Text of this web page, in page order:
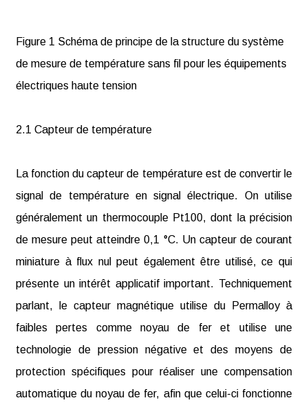
Figure 1 Schéma de principe de la structure du système
de mesure de température sans fil pour les équipements
électriques haute tension
2.1 Capteur de température
La fonction du capteur de température est de convertir le
signal de température en signal électrique. On utilise
généralement un thermocouple Pt100, dont la précision
de mesure peut atteindre 0,1 °C. Un capteur de courant
miniature à flux nul peut également être utilisé, ce qui
présente un intérêt applicatif important. Techniquement
parlant, le capteur magnétique utilise du Permalloy à
faibles pertes comme noyau de fer et utilise une
technologie de pression négative et des moyens de
protection spécifiques pour réaliser une compensation
automatique du noyau de fer, afin que celui-ci fonctionne